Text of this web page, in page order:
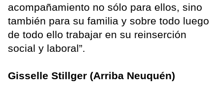
acompañamiento no sólo para ellos, sino
también para su familia y sobre todo luego
de todo ello trabajar en su reinserción
social y laboral”.
Gisselle Stillger (Arriba Neuquén)